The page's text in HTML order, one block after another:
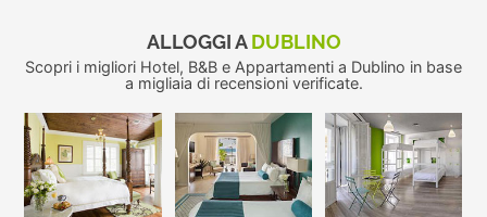
ALLOGGI ADUBLINO
Scopri i migliori Hotel, B&B e Appartamenti a Dublino in base
a migliaia di recensioni verificate.